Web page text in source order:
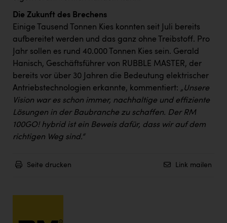
ZULuft - Zukunft Luft Austria
z.l.ö.
Österreichisches Hebammengremium
Wirtschaftskammer OÖ Energiehandel
Dopgas
kunden basics
kontakt
Die Zukunft des Brechens
Einige Tausend Tonnen Kies konnten seit Juli bereits
aufbereitet werden und das ganz ohne Treibstoff. Pro
Jahr sollen es rund 40.000 Tonnen Kies sein. Gerald
Hanisch, Geschäftsführer von RUBBLE MASTER, der
bereits vor über 30 Jahren die Bedeutung elektrischer
Antriebstechnologien erkannte, kommentiert: „Unsere
Vision war es schon immer, nachhaltige und effiziente
Lösungen in der Baubranche zu schaffen. Der RM
100GO! hybrid ist ein Beweis dafür, dass wir auf dem
richtigen Weg sind.“
Seite drucken Link mailen